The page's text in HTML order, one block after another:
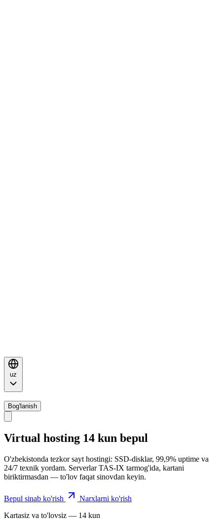
uz
Bog'lanish
Virtual hosting 14 kun bepul
O'zbekistonda tezkor sayt hostingi: SSD-disklar, 99,9% uptime va
24/7 texnik yordam. Serverlar TAS-IX tarmog'ida, kartani
biriktirmasdan — to'lov faqat sinovdan keyin.
Bepul sinab ko'rish
Narxlarni ko'rish
Kartasiz va to'lovsiz — 14 kun